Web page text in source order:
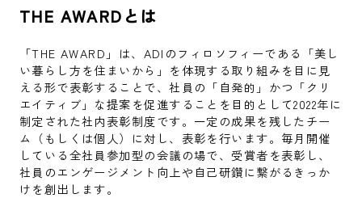
THE AWARDとは
「THE AWARD」は、ADIのフィロソフィーである「美し
い暮らし方を住まいから」を体現する取り組みを目に見
える形で表彰することで、社員の「自発的」かつ「クリ
エイティブ」な提案を促進することを目的として2022年に
制定された社内表彰制度です。一定の成果を残したチー
ム（もしくは個人）に対し、表彰を行います。毎月開催
している全社員参加型の会議の場で、受賞者を表彰し、
社員のエンゲージメント向上や自己研鑽に繋がるきっか
けを創出します。